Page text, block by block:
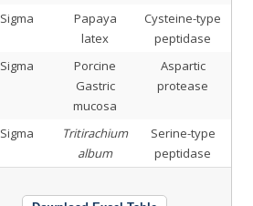
Sigma
Papaya
latex
Cysteine-type
peptidase
Sigma
Porcine
Gastric
mucosa
Aspartic
protease
Sigma
Tritirachium
album
Serine-type
peptidase